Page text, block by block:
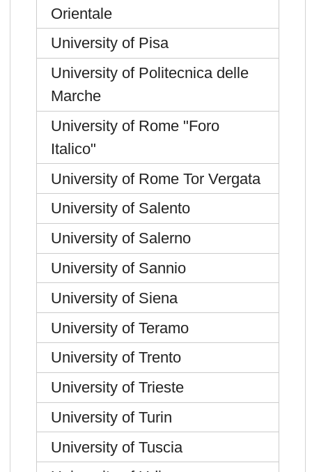
Orientale
University of Pisa
University of Politecnica delle
Marche
University of Rome "Foro
Italico"
University of Rome Tor Vergata
University of Salento
University of Salerno
University of Sannio
University of Siena
University of Teramo
University of Trento
University of Trieste
University of Turin
University of Tuscia